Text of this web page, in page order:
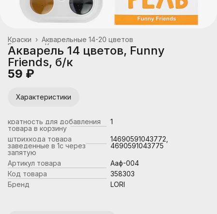
Акварельные 14-20 цветов
Краски ›
Канцтовары, школьные принадлежности
Главная
Акварель 14 цветов, Funny
Friends, б/к
59 ₽
Характеристики
кратность для добавления
товара в корзину
1
штрихкода товара
заведенные в 1с через
запятую
14690591043772,
4690591043775
Артикул товара
Ааф-004
Код товара
358303
Бренд
LORI